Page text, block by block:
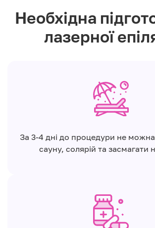
Необхідна
лазерної
За 3-4 дні до процедури не можна
сауну, солярій та засмагати